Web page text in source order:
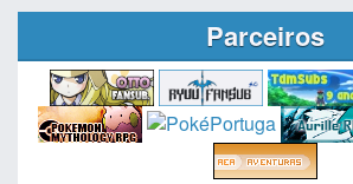
Parceiros